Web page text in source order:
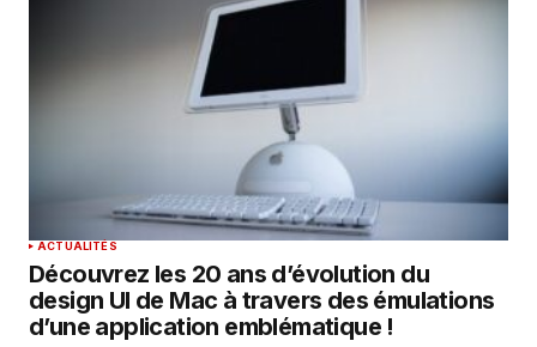
ACTUALITÉS
Découvrez les 20 ans d’évolution du
design UI de Mac à travers des émulations
d’une application emblématique !